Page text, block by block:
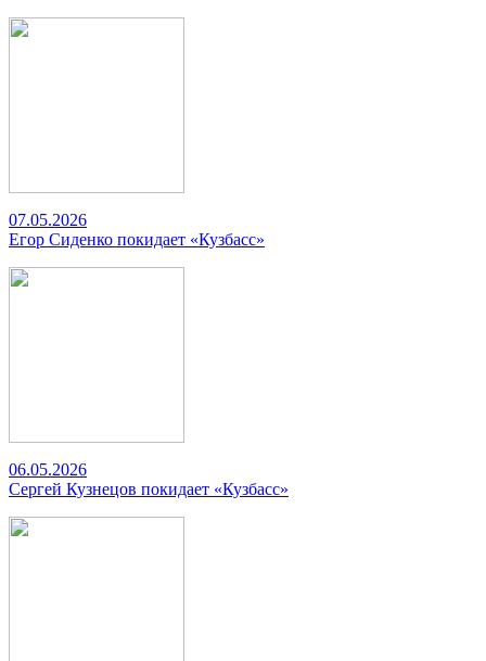
07.05.2026
Егор Сиденко покидает «Кузбасс»
06.05.2026
Сергей Кузнецов покидает «Кузбасс»